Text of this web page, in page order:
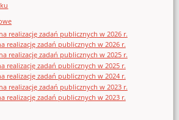
realizację zadań publicznych w 2026 r.
realizację zadań publicznych w 2026 r.
realizację zadań publicznych w 2025 r.
realizację zadań publicznych w 2025 r.
realizację zadań publicznych w 2024 r.
realizację zadań publicznych w 2023 r.
realizację zadań publicznych w 2023 r.